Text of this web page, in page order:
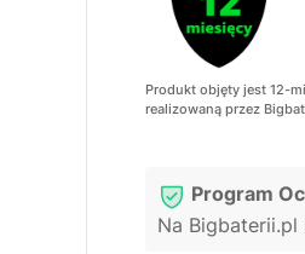
Produkt objęty jest 12-
realizowaną przez
Program
Na